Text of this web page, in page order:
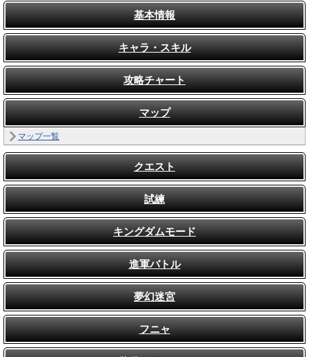
基本情報
キャラ・スキル
攻略チャート
マップ
マップ一覧
クエスト
試練
キングダムモード
進軍バトル
夢幻迷宮
フニャ